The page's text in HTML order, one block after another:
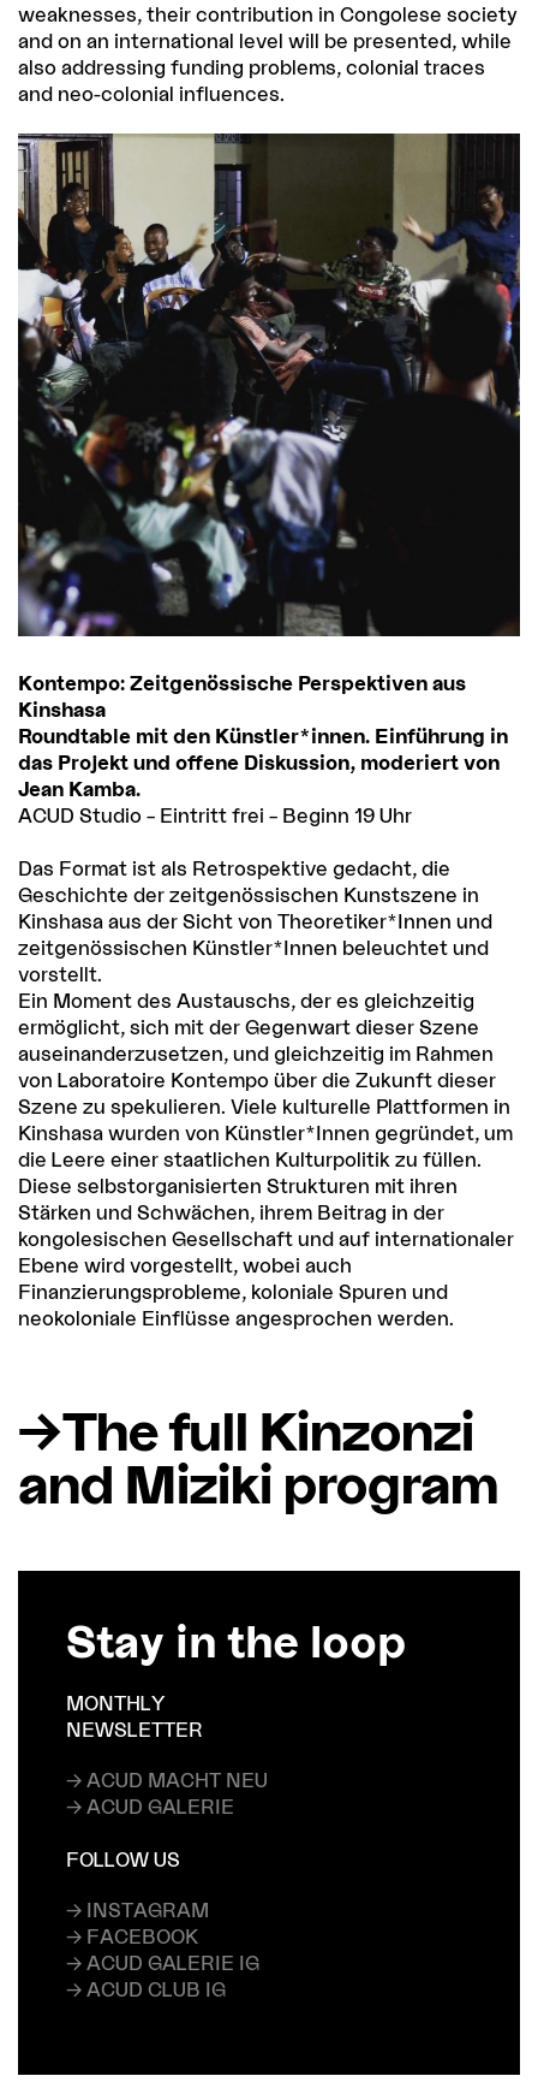
weaknesses, their contribution in Congolese society
and on an international level will be presented, while
also addressing funding problems, colonial traces
and neo-colonial influences.
Kontempo: Zeitgenössische Perspektiven aus
Kinshasa
Roundtable mit den Künstler*innen. Einführung in
das Projekt und offene Diskussion, moderiert von
Jean Kamba.
ACUD Studio – Eintritt frei – Beginn 19 Uhr
Das Format ist als Retrospektive gedacht, die
Geschichte der zeitgenössischen Kunstszene in
Kinshasa aus der Sicht von Theoretiker*Innen und
zeitgenössischen Künstler*Innen beleuchtet und
vorstellt.
Ein Moment des Austauschs, der es gleichzeitig
ermöglicht, sich mit der Gegenwart dieser Szene
auseinanderzusetzen, und gleichzeitig im Rahmen
von Laboratoire Kontempo über die Zukunft dieser
Szene zu spekulieren. Viele kulturelle Plattformen in
Kinshasa wurden von Künstler*Innen gegründet, um
die Leere einer staatlichen Kulturpolitik zu füllen.
Diese selbstorganisierten Strukturen mit ihren
Stärken und Schwächen, ihrem Beitrag in der
kongolesischen Gesellschaft und auf internationaler
Ebene wird vorgestellt, wobei auch
Finanzierungsprobleme, koloniale Spuren und
neokoloniale Einflüsse angesprochen werden.
The full Kinzonzi
and Miziki program
Stay in the loop
MONTHLY
NEWSLETTER
→ ACUD MACHT NEU
→ ACUD GALERIE
FOLLOW US
→ INSTAGRAM
→ FACEBOOK
→ ACUD GALERIE IG
→ ACUD CLUB IG